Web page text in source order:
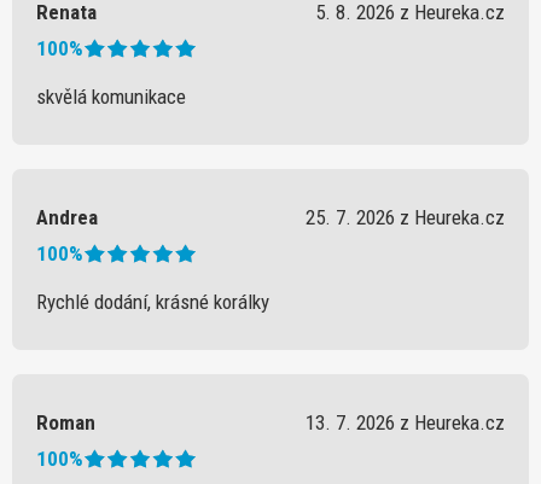
Renata
5. 8. 2026 z Heureka.cz
100%
skvělá komunikace
Andrea
25. 7. 2026 z Heureka.cz
100%
Rychlé dodání, krásné korálky
Roman
13. 7. 2026 z Heureka.cz
100%